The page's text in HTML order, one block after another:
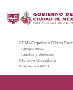
CDMX/Organismo Público
Transparencia
Trámites y Servicios
Atención Ciudadana
Web e-mail PAOT